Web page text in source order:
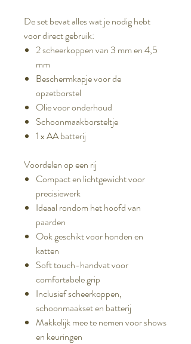
De set bevat alles wat je nodig hebt
voor direct gebruik:
2 scheerkoppen van 3 mm en 4,5
mm
Beschermkapje voor de
opzetborstel
Olie voor onderhoud
Schoonmaakborsteltje
1 x AA batterij
Voordelen op een rij
Compact en lichtgewicht voor
precisiewerk
Ideaal rondom het hoofd van
paarden
Ook geschikt voor honden en
katten
Soft touch-handvat voor
comfortabele grip
Inclusief scheerkoppen,
schoonmaakset en batterij
Makkelijk mee te nemen voor shows
en keuringen